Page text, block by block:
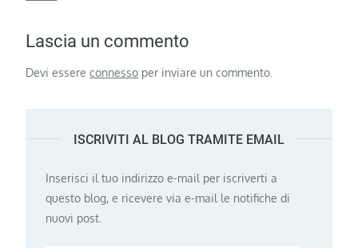
Lascia un commento
Devi essereconnesso per inviare un commento.
ISCRIVITI AL BLOG TRAMITE EMAIL
Inserisci il tuo indirizzo e-mail per iscriverti a
questo blog, e ricevere via e-mail le notifiche di
nuovi post.